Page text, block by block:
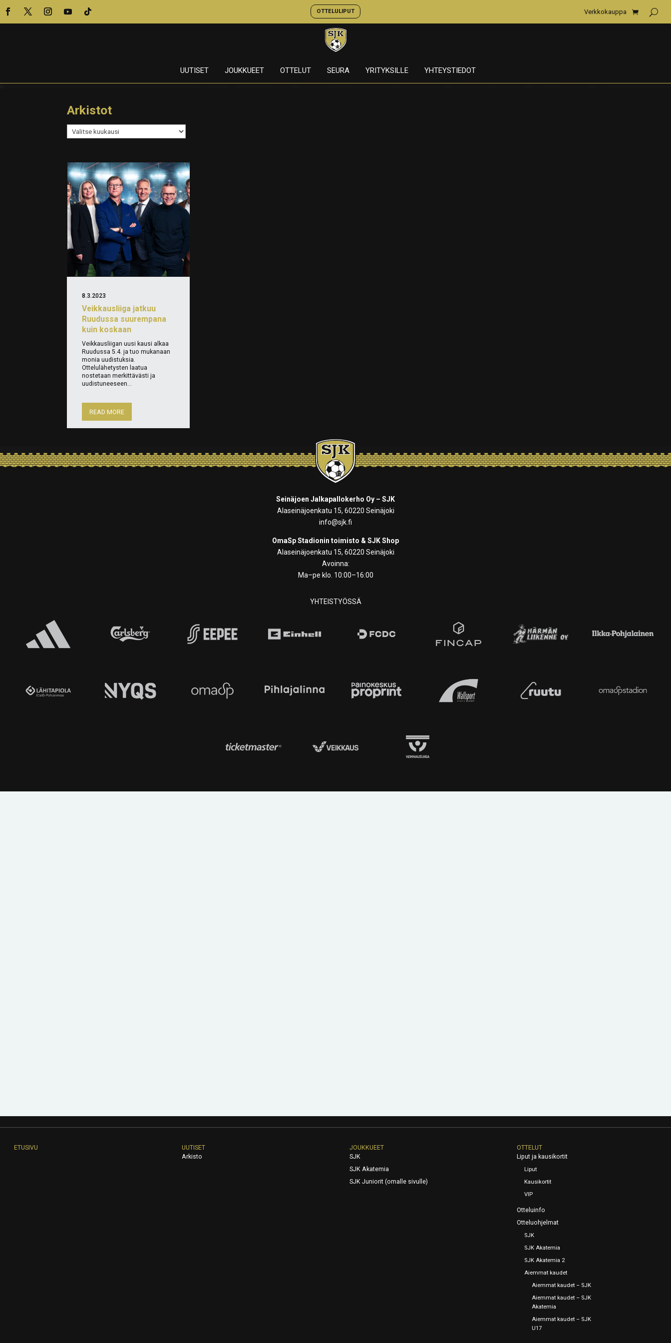
OTTELULIPUT Verkkokauppa
UUTISET JOUKKUEET OTTELUT SEURA YRITYKSILLE YHTEYSTIEDOT
Arkistot
Arkistot
Veikkausliiga jatkuu
Ruudussa suurempana
kuin koskaan
8.3.2023
Veikkausliigan uusi kausi alkaa
Ruudussa 5.4. ja tuo mukanaan
monia uudistuksia.
Ottelulähetysten laatua
nostetaan merkittävästi ja
uudistuneeseen...
READ MORE
Seinäjoen Jalkapallokerho Oy – SJK
Alaseinäjoenkatu 15, 60220 Seinäjoki
info@sjk.fi
OmaSp Stadionin toimisto & SJK Shop
Alaseinäjoenkatu 15, 60220 Seinäjoki
Avoinna:
Ma–pe klo. 10:00–16:00
YHTEISTYÖSSÄ
ETUSIVU
UUTISET
Arkisto
JOUKKUEET
SJK
SJK Akatemia
SJK Juniorit (omalle sivulle)
OTTELUT
Liput ja kausikortit
Liput
Kausikortit
VIP
Otteluinfo
Otteluohjelmat
SJK
SJK Akatemia
SJK Akatemia 2
Aiemmat kaudet
Aiemmat kaudet – SJK
Aiemmat kaudet – SJK
Akatemia
Aiemmat kaudet – SJK
U17